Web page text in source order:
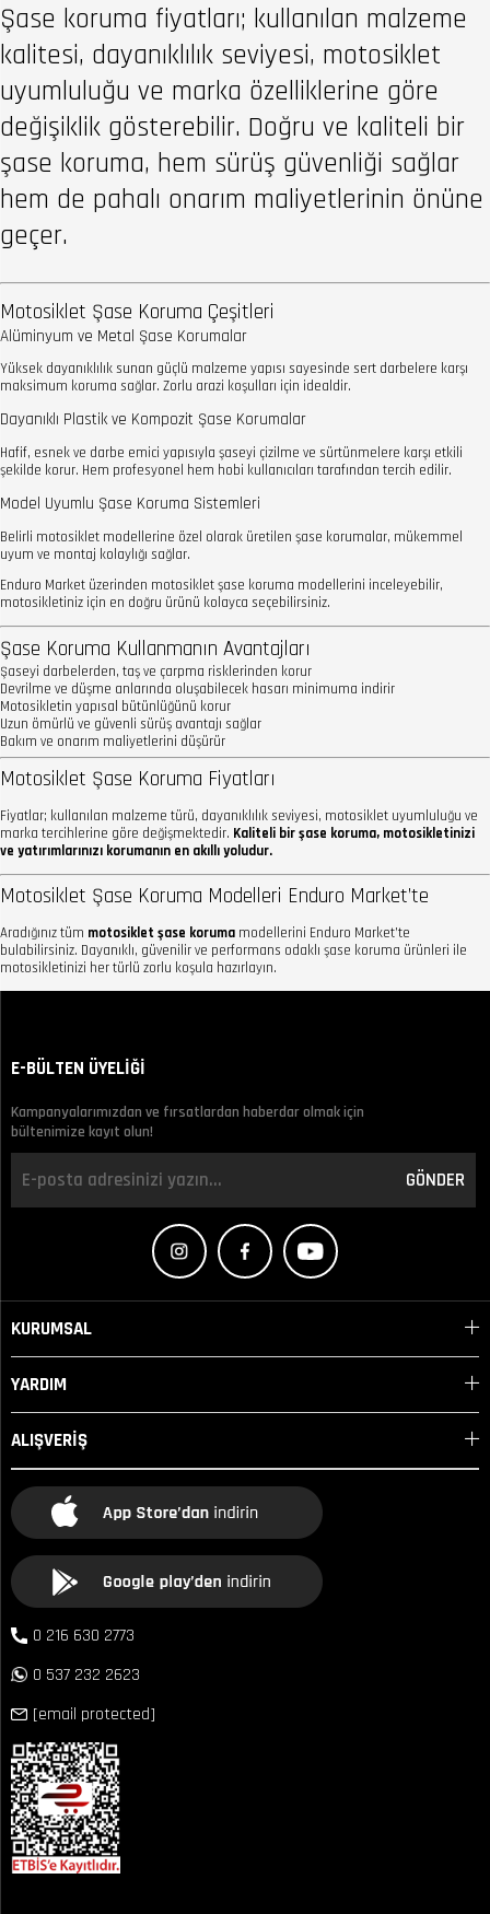
Şase koruma fiyatları; kullanılan malzeme
kalitesi, dayanıklılık seviyesi, motosiklet
uyumluluğu ve marka özelliklerine göre
değişiklik gösterebilir. Doğru ve kaliteli bir
şase koruma, hem sürüş güvenliği sağlar
hem de pahalı onarım maliyetlerinin önüne
geçer.
Motosiklet Şase Koruma Çeşitleri
Alüminyum ve Metal Şase Korumalar
Yüksek dayanıklılık sunan güçlü malzeme yapısı sayesinde sert darbelere karşı
maksimum koruma sağlar. Zorlu arazi koşulları için idealdir.
Dayanıklı Plastik ve Kompozit Şase Korumalar
Hafif, esnek ve darbe emici yapısıyla şaseyi çizilme ve sürtünmelere karşı etkili
şekilde korur. Hem profesyonel hem hobi kullanıcıları tarafından tercih edilir.
Model Uyumlu Şase Koruma Sistemleri
Belirli motosiklet modellerine özel olarak üretilen şase korumalar, mükemmel
uyum ve montaj kolaylığı sağlar.
Enduro Market üzerinden motosiklet şase koruma modellerini inceleyebilir,
motosikletiniz için en doğru ürünü kolayca seçebilirsiniz.
Şase Koruma Kullanmanın Avantajları
Şaseyi darbelerden, taş ve çarpma risklerinden korur
Devrilme ve düşme anlarında oluşabilecek hasarı minimuma indirir
Motosikletin yapısal bütünlüğünü korur
Uzun ömürlü ve güvenli sürüş avantajı sağlar
Bakım ve onarım maliyetlerini düşürür
Motosiklet Şase Koruma Fiyatları
Fiyatlar; kullanılan malzeme türü, dayanıklılık seviyesi, motosiklet uyumluluğu ve
marka tercihlerine göre değişmektedir. Kaliteli bir şase koruma, motosikletinizi
ve yatırımlarınızı korumanın en akıllı yoludur.
Motosiklet Şase Koruma Modelleri Enduro Market’te
Aradığınız tüm motosiklet şase koruma modellerini Enduro Market’te
bulabilirsiniz. Dayanıklı, güvenilir ve performans odaklı şase koruma ürünleri ile
motosikletinizi her türlü zorlu koşula hazırlayın.
E-BÜLTEN ÜYELİĞİ
Kampanyalarımızdan ve fırsatlardan haberdar olmak için
bültenimize kayıt olun!
GÖNDER
KURUMSAL
YARDIM
ALIŞVERİŞ
0 216 630 2773
0 537 232 2623
[email protected]